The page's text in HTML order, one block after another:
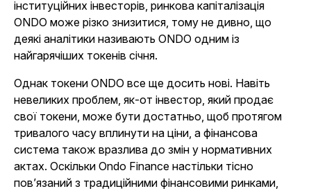
інституційних інвесторів, ринкова капіталізація
ONDO може різко знизитися, тому не дивно, що
деякі аналітики називають ONDO одним із
найгарячіших токенів січня.
Однак токени ONDO все ще досить нові. Навіть
невеликих проблем, як-от інвестор, який продає
свої токени, може бути достатньо, щоб протягом
тривалого часу вплинути на ціни, а фінансова
система також вразлива до змін у нормативних
актах. Оскільки Ondo Finance настільки тісно
пов’язаний з традиційними фінансовими ринками,